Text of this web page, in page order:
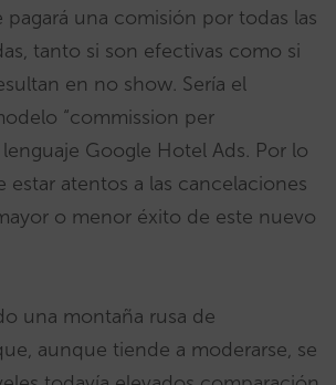
pagará una comisión por todas las
tanto si son efectivas como si
en no show. Sería el
“commission per
Google Hotel Ads. Por lo
estar atentos a las cancelaciones
o menor éxito de este nuevo
una montaña rusa de
aunque tiende a moderarse, se